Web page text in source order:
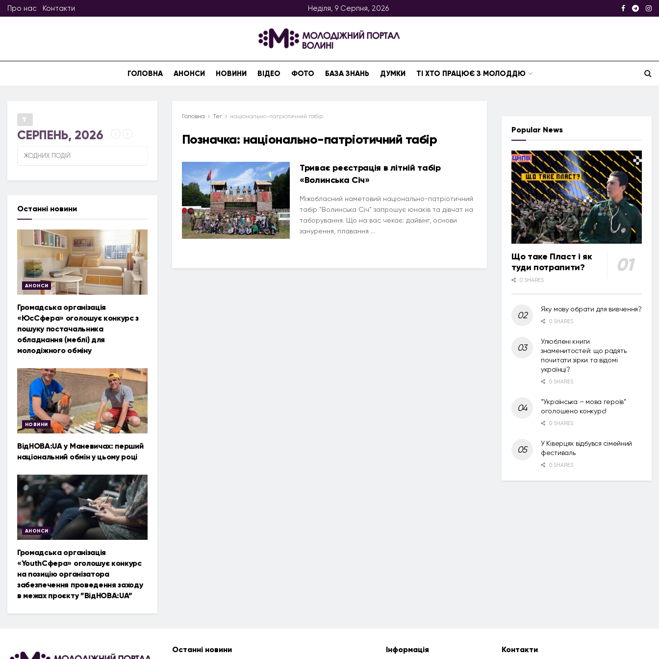
Про нас Контакти Неділя, 9 Серпня, 2026
ГОЛОВНА АНОНСИ НОВИНИ ВІДЕО ФОТО БАЗА ЗНАНЬ ДУМКИ ТІ ХТО ПРАЦЮЄ З МОЛОДДЮ
Головна Тег національно-патріотичний табір
Позначка: національно-патріотичний табір
Триває реєстрація в літній табір
«Волинська Січ»
Міжобласний наметовий національно-патріотичний
табір "Волинська Січ" запрошує юнаків та дівчат на
таборування. Що на вас чекає: дайвінг, основи
занурення, плавання ...
СЕРПЕНЬ, 2026
ЖОДНИХ ПОДІЙ
Останні новини
АНОНСИ
Громадська організація
«ЮсСфера» оголошує конкурс з
пошуку постачальника
обладнання (меблі) для
молодіжного обміну
НОВИНИ
ВідНОВА:UA у Маневичах: перший
національний обмін у цьому році
АНОНСИ
Громадська організація
«YouthСфера» оголошує конкурс
на позицію організатора
забезпечення проведення заходу
в межах проєкту ”ВідНОВА:UA”
Popular News
Що таке Пласт і як
туди потрапити?
0 SHARES
Яку мову обрати для вивчення?
0 SHARES
Улюблені книги
знаменитостей: що радять
почитати зірки та відомі
українці?
0 SHARES
“Українська – мова героїв”
оголошено конкурс!
0 SHARES
У Ківерцях відбувся сімейний
фестиваль
0 SHARES
Останні новини Інформація Контакти